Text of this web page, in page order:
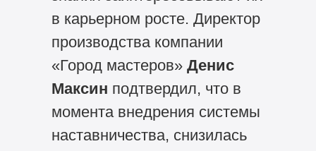
в карьерном росте. Директор
производства компании
«Город мастеров»Денис
Максин подтвердил, что в
момента внедрения системы
наставничества, снизилась